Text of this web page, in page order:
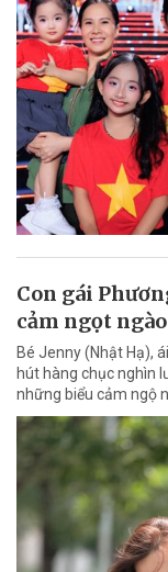
Con gái
cảm ngọt
Bé Jenny (Nhật Hạ),
hút hàng chục nghìn
những biểu cảm ngộ